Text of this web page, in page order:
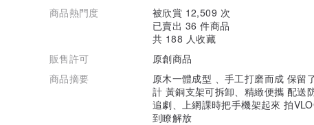
商品熱門度
被欣賞 12,509 次
已賣出 36 件商品
共 188 人收藏
販售許可
原創商品
商品摘要
原木一體成型 、手工打磨而成 保留
計 黃銅支架可拆卸、精緻便攜 配送
追劇、上網課時把手機架起來 拍
到瞭解放